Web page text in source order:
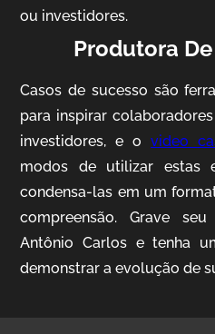
ou investidores.
Produtora
Casos de sucesso são
para inspirar
investidores, e ovideo
modos de utilizar estas
condensa-las em um
compreensão. Grave
Antônio Carlos e tenha
demonstrar a evolução de